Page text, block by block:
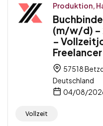
Produktion,
(m/w/d) –
–
Freelancer
57518
Deutschland
04/08/
Vollzeit